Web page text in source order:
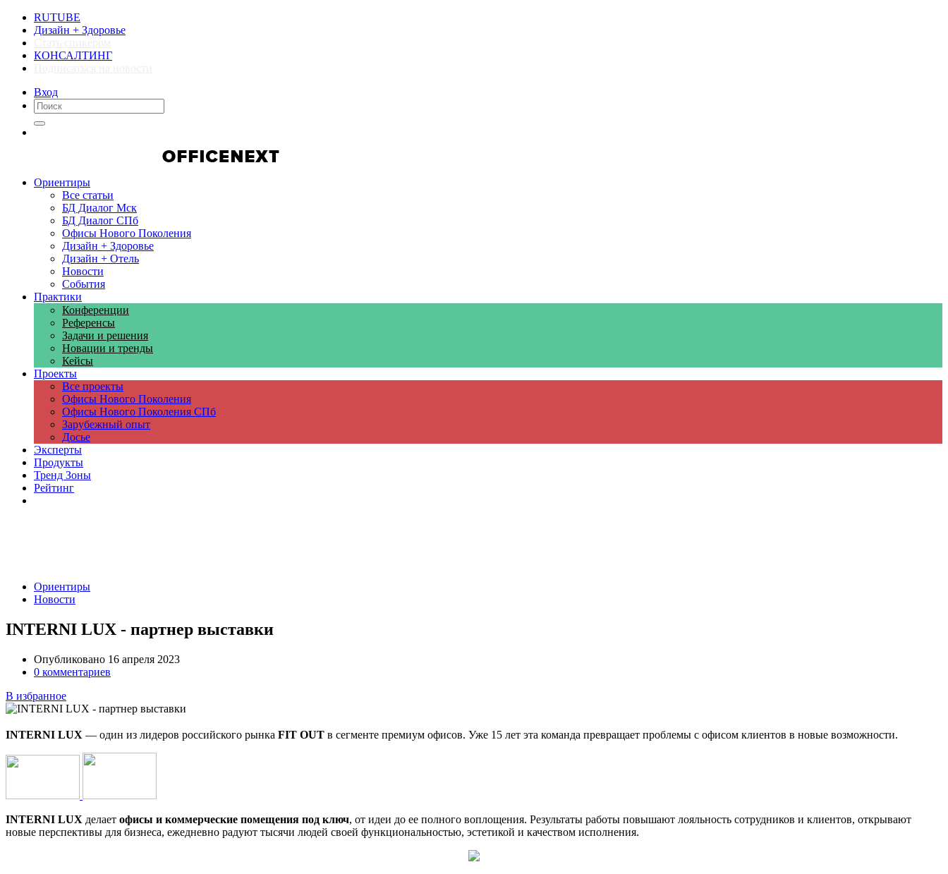
RUTUBE
Дизайн + Здоровье
КОНСАЛТИНГ
Вход
Ориентиры
Все статьи
БД Диалог Мск
БД Диалог СПб
Офисы Нового Поколения
Дизайн + Здоровье
Дизайн + Отель
Новости
События
Практики
Конференции
Референсы
Задачи и решения
Новации и тренды
Кейсы
Проекты
Все проекты
Офисы Нового Поколения
Офисы Нового Поколения СПб
Зарубежный опыт
Досье
Эксперты
Продукты
Тренд Зоны
Рейтинг
Ориентиры
Новости
INTERNI LUX - партнер выставки
Опубликовано 16 апреля 2023
0 комментариев
В избранное
INTERNI LUX — один из лидеров российского рынка FIT OUT в сегменте премиум офисов. Уже 15 лет эта команда превращает проблемы с офисом клиентов в новые возможности.
INTERNI LUX делает офисы и коммерческие помещения под ключ, от идеи до ее полного воплощения. Результаты работы повышают лояльность сотрудников и клиентов, открывают
новые перспективы для бизнеса, ежедневно радуют тысячи людей своей функциональностью, эстетикой и качеством исполнения.